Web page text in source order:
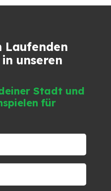
Laufenden
unseren
Stadt und
für